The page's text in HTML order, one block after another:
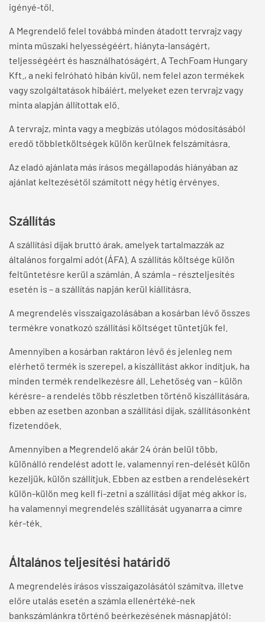
igényé-től.
A Megrendelő felel továbbá minden átadott tervrajz vagy
minta műszaki helyességéért, hiányta-lanságért,
teljességéért és használhatóságért. A TechFoam Hungary
Kft., a neki felróható hibán kívül, nem felel azon termékek
vagy szolgáltatások hibáiért, melyeket ezen tervrajz vagy
minta alapján állítottak elő.
A tervrajz, minta vagy a megbízás utólagos módosításából
eredő többletköltségek külön kerülnek felszámításra.
Az eladó ajánlata más írásos megállapodás hiányában az
ajánlat keltezésétől számított négy hétig érvényes.
Szállítás
A szállítási díjak bruttó árak, amelyek tartalmazzák az
általános forgalmi adót (ÁFA). A szállítás költsége külön
feltüntetésre kerül a számlán. A számla – részteljesítés
esetén is – a szállítás napján kerül kiállításra.
A megrendelés visszaigazolásában a kosárban lévő összes
termékre vonatkozó szállítási költséget tüntetjük fel.
Amennyiben a kosárban raktáron lévő és jelenleg nem
elérhető termék is szerepel, a kiszállítást akkor indítjuk, ha
minden termék rendelkezésre áll. Lehetőség van – külön
kérésre- a rendelés több részletben történő kiszállítására,
ebben az esetben azonban a szállítási díjak, szállításonként
fizetendőek.
Amennyiben a Megrendelő akár 24 órán belül több,
különálló rendelést adott le, valamennyi ren-delését külön
kezeljük, külön szállítjuk. Ebben az estben a rendelésekért
külön-külön meg kell fi-zetni a szállítási díjat még akkor is,
ha valamennyi megrendelés szállítását ugyanarra a címre
kér-ték.
Általános teljesítési határidő
A megrendelés írásos visszaigazolásától számítva, illetve
előre utalás esetén a számla ellenértéké-nek
bankszámlánkra történő beérkezésének másnapjától: